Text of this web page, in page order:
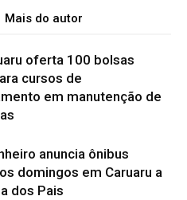
Mais do autor
oferta 100 bolsas
cursos de
em manutenção de
anuncia ônibus
domingos em Caruaru a
dos Pais